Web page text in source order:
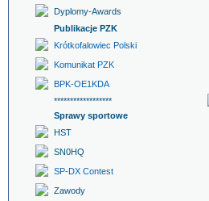
Dyplomy-Awards
Publikacje PZK
Krótkofalowiec Polski
Komunikat PZK
BPK-OE1KDA
******************
Sprawy sportowe
HST
SN0HQ
SP-DX Contest
Zawody